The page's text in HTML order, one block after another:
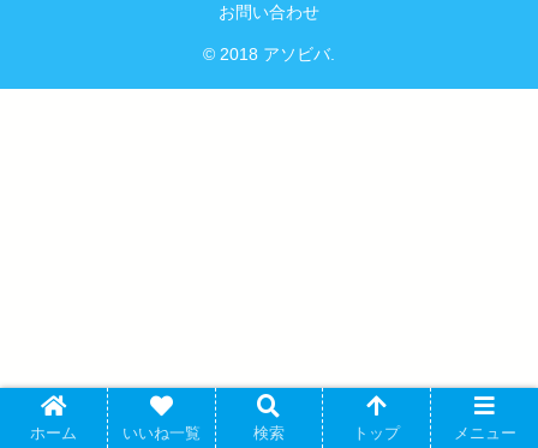
お問い合わせ
© 2018 アソビバ.
ホーム いいね一覧 検索 トップ メニュー